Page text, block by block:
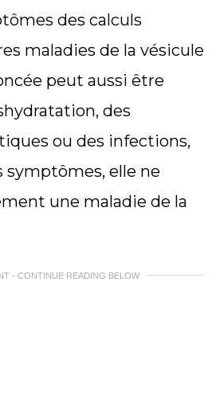
des calculs
maladies de la vésicule
peut aussi être
des
ou des infections,
symptômes, elle ne
une maladie de la
- CONTINUE READING BELOW